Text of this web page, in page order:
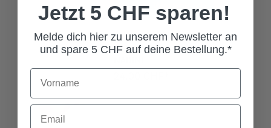
SPITZENHANDSCHUHE
NADINE
Jetzt 5 CHF sparen!
Melde dich hier zu unserem Newsletter an
und spare 5 CHF auf deine Bestellung.*